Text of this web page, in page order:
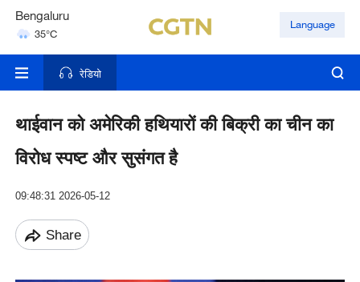
Bengaluru
35°C
Hyderabad
Language
रेडियो
थाईवान को अमेरिकी हथियारों की बिक्री का चीन का
विरोध स्पष्ट और सुसंगत है
09:48:31 2026-05-12
Share